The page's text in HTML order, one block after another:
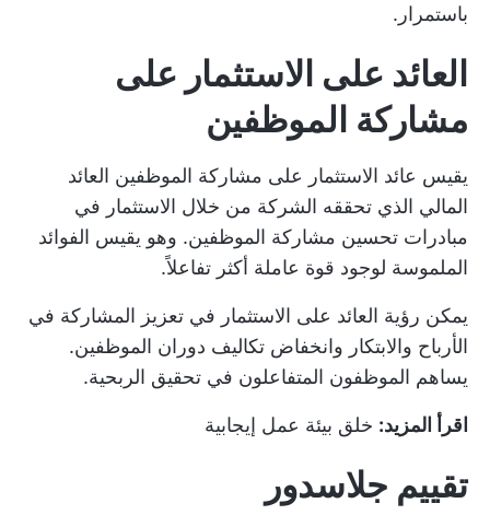
باستمرار.
العائد على الاستثمار على
مشاركة الموظفين
يقيس عائد الاستثمار على مشاركة الموظفين العائد
المالي الذي تحققه الشركة من خلال الاستثمار في
مبادرات تحسين مشاركة الموظفين. وهو يقيس الفوائد
الملموسة لوجود قوة عاملة أكثر تفاعلاً.
يمكن رؤية العائد على الاستثمار في تعزيز المشاركة في
الأرباح والابتكار وانخفاض تكاليف دوران الموظفين.
يساهم الموظفون المتفاعلون في تحقيق الربحية.
اقرأ المزيد: خلق بيئة عمل إيجابية
تقييم جلاسدور